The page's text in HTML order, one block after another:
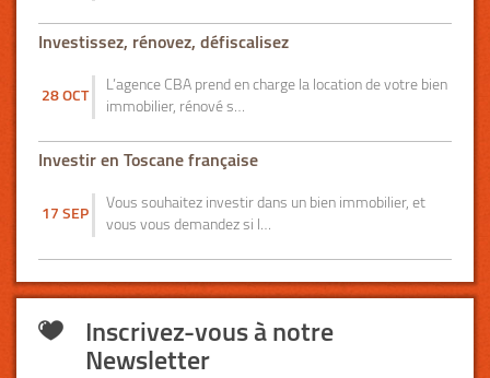
Investissez, rénovez, défiscalisez
28 OCT
L’agence CBA prend en charge la location de votre bien
immobilier, rénové s…
Investir en Toscane française
17 SEP
Vous souhaitez investir dans un bien immobilier, et
vous vous demandez si l…
Inscrivez-vous à notre
Newsletter